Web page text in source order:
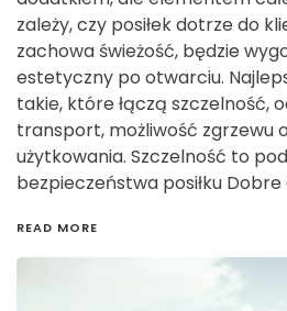
zależy, czy posiłek dotrze do
zachowa świeżość, będzie
estetyczny po otwarciu.
takie, które łączą szczelność,
transport, możliwość zgrzewu
użytkowania. Szczelność to
bezpieczeństwa posiłku
READ MORE